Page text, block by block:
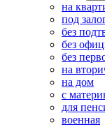
на
под
без
без
без
на
на дом
с
для
военная